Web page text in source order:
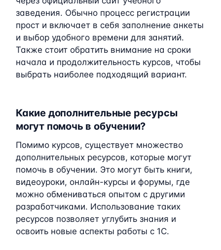
заведения. Обычно процесс регистрации
прост и включает в себя заполнение анкеты
и выбор удобного времени для занятий.
Также стоит обратить внимание на сроки
начала и продолжительность курсов, чтобы
выбрать наиболее подходящий вариант.
Какие дополнительные ресурсы
могут помочь в обучении?
Помимо курсов, существует множество
дополнительных ресурсов, которые могут
помочь в обучении. Это могут быть книги,
видеоуроки, онлайн-курсы и форумы, где
можно обмениваться опытом с другими
разработчиками. Использование таких
ресурсов позволяет углубить знания и
освоить новые аспекты работы с 1C.